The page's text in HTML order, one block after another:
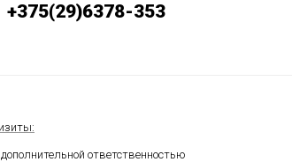
+375(29)6378-353
ответственностью